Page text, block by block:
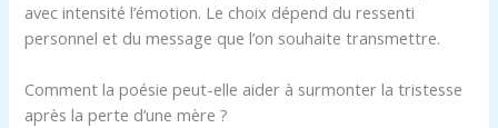
avec intensité l’émotion. Le choix dépend du ressenti
personnel et du message que l’on souhaite transmettre.
Comment la poésie peut-elle aider à surmonter la tristesse
après la perte d’une mère ?